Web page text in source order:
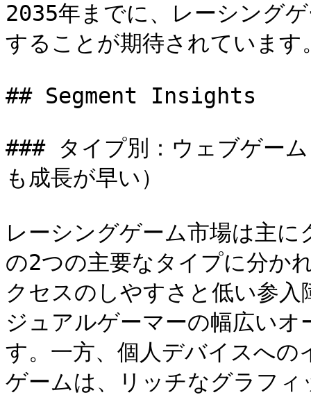
2035年までに、レーシング
することが期待されています
## Segment Insights
### タイプ別：ウェブゲー
も成長が早い）
レーシングゲーム市場は主
の2つの主要なタイプに分か
クセスのしやすさと低い参
ジュアルゲーマーの幅広い
す。一方、個人デバイスへ
ゲームは、リッチなグラフ